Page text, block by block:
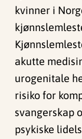
kvinner i
akutte
urogenitale
risiko for
svangerskap
psykiske